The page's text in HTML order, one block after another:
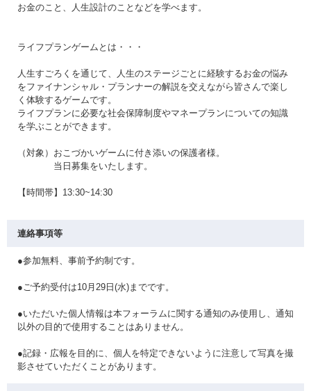
お金のこと、人生設計のことなどを学べます。
ライフプランゲームとは・・・
人生すごろくを通じて、人生のステージごとに経験するお金の悩み
をファイナンシャル・プランナーの解説を交えながら皆さんで楽し
く体験するゲームです。
ライフプランに必要な社会保障制度やマネープランについての知識
を学ぶことができます。
（対象）おこづかいゲームに付き添いの保護者様。
当日募集をいたします。
【時間帯】13:30~14:30
連絡事項等
●参加無料、事前予約制です。
●ご予約受付は10月29日(水)までです。
●いただいた個人情報は本フォーラムに関する通知のみ使用し、通知
以外の目的で使用することはありません。
●記録・広報を目的に、個人を特定できないように注意して写真を撮
影させていただくことがあります。